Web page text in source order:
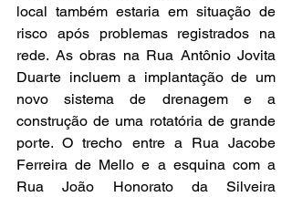
local também estaria em situação de
risco após problemas registrados na
rede. As obras na Rua Antônio Jovita
Duarte incluem a implantação de um
novo sistema de drenagem e a
construção de uma rotatória de grande
porte. O trecho entre a Rua Jacobe
Ferreira de Mello e a esquina com a
Rua João Honorato da Silveira